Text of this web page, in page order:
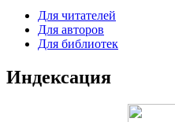
Для читателей
Для авторов
Для библиотек
Индексация